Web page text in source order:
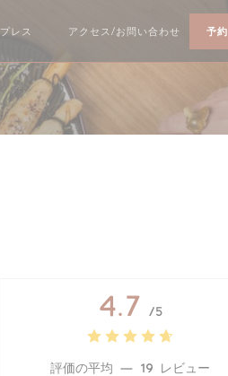
プレス
((新しいウィンドウで開きます))
アクセス/お問い合わせ 予約
4.7 /5
評価の平均 — 19 レビュー